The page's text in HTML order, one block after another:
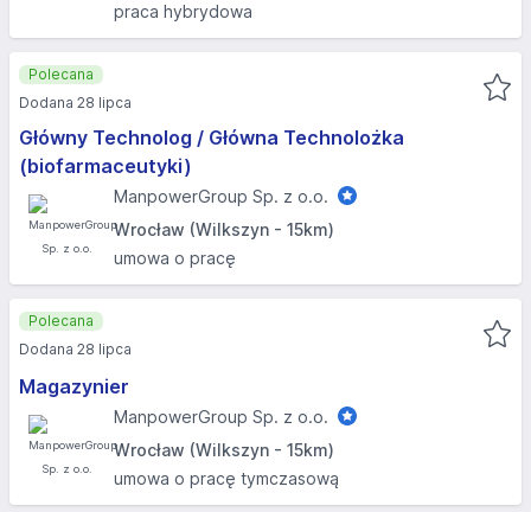
praca hybrydowa
Główny Technolog / Główna Technolożka
(biofarmaceutyki)
ManpowerGroup Sp. z o.o.
Wrocław (Wilkszyn - 15km)
umowa o pracę
Polecana
Dodana 28 lipca
Magazynier
ManpowerGroup Sp. z o.o.
Wrocław (Wilkszyn - 15km)
umowa o pracę tymczasową
Polecana
Dodana 28 lipca